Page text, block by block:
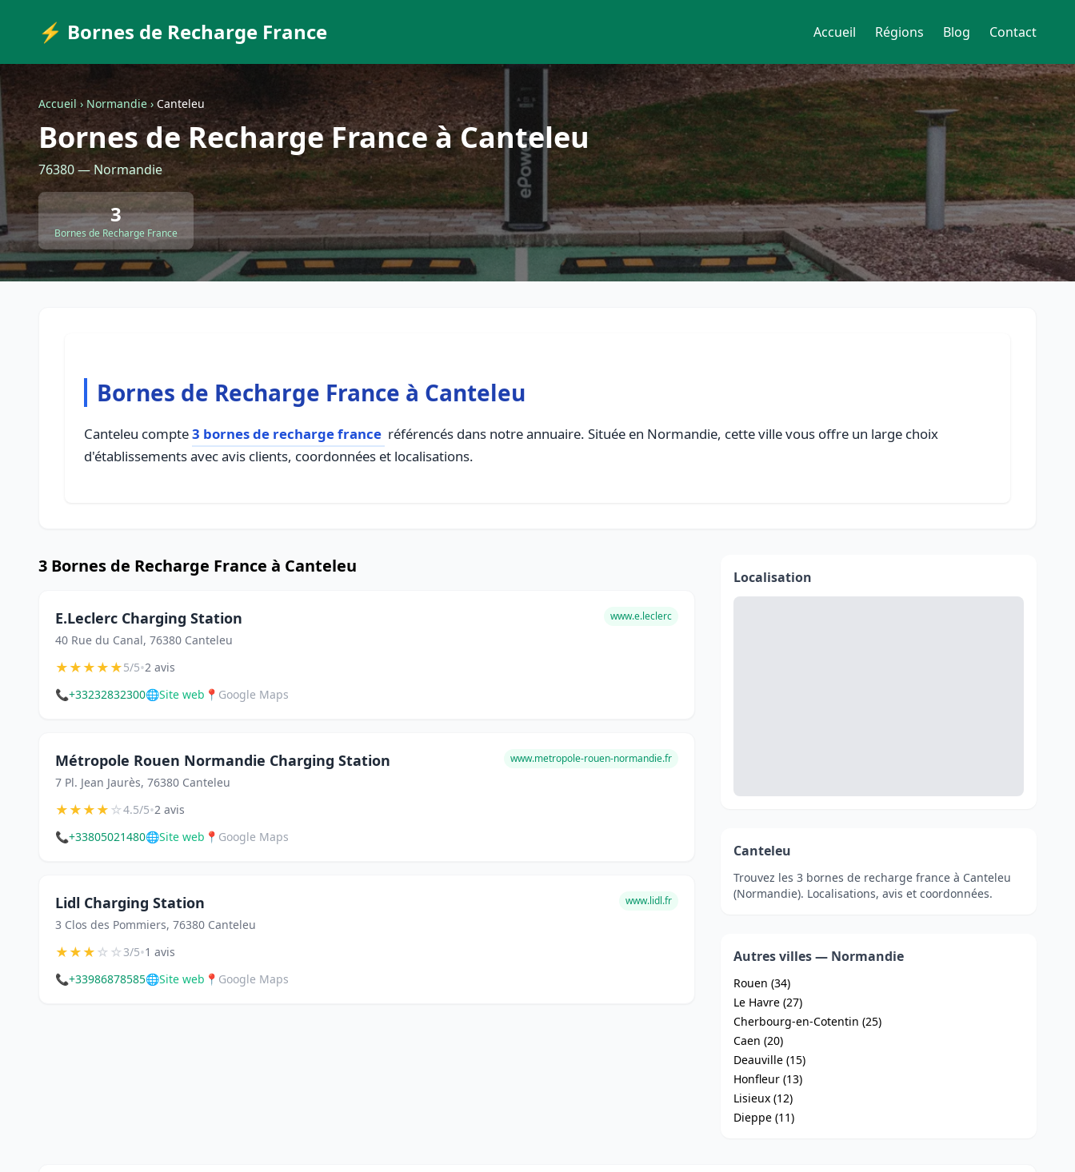
⚡ Bornes de Recharge France Accueil Régions Blog Contact
Accueil › Normandie ›Canteleu
Bornes de Recharge France à Canteleu
76380 — Normandie
3
Bornes de Recharge France
Bornes de Recharge France à Canteleu
Canteleu compte3 bornes de recharge france référencés dans notre annuaire. Située en Normandie, cette ville vous offre un large choix
d'établissements avec avis clients, coordonnées et localisations.
3 Bornes de Recharge France à Canteleu
E.Leclerc Charging Station
40 Rue du Canal, 76380 Canteleu
www.e.leclerc
★★★★★5/5•2 avis
📞+33232832300🌐Site web 📍 Google Maps
Métropole Rouen Normandie Charging Station
7 Pl. Jean Jaurès, 76380 Canteleu
www.metropole-rouen-normandie.fr
★★★★☆4.5/5•2 avis
📞+33805021480🌐Site web 📍 Google Maps
Lidl Charging Station
3 Clos des Pommiers, 76380 Canteleu
www.lidl.fr
★★★☆☆3/5•1 avis
📞+33986878585🌐Site web 📍 Google Maps
Localisation
Canteleu
Trouvez les 3 bornes de recharge france à Canteleu
(Normandie). Localisations, avis et coordonnées.
Autres villes — Normandie
Rouen (34)
Le Havre (27)
Cherbourg-en-Cotentin (25)
Caen (20)
Deauville (15)
Honfleur (13)
Lisieux (12)
Dieppe (11)